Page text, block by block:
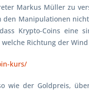
Markus Müller zu
Manipulationen
Krypto-Coins eine
Richtung der
kurs/
wie der Goldpreis,